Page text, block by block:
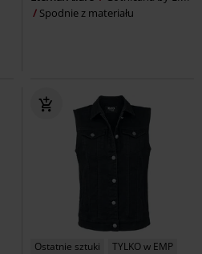
Spodnie z materiału
Ostatnie sztuki
TYLKO w EMP